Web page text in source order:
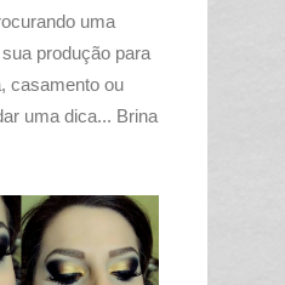
uma
produção para
casamento ou
uma dica... Brina